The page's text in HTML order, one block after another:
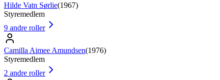
Hilde Vatn Sørlie(1967)
Styremedlem
9 andre roller
Camilla Aimee Amundsen(1976)
Styremedlem
2 andre roller